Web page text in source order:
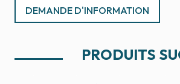
DEMANDE D'INFORMATION
PRODUITS